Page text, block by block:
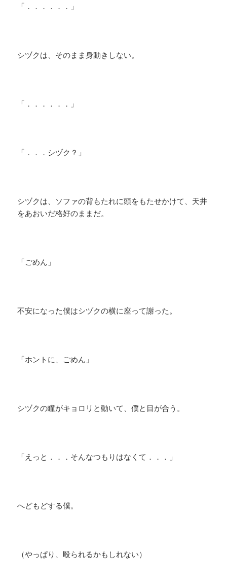
「．．．．．．」
​シヅクは、そのまま身動きしない。
「．．．．．．」
「．．．シヅク？」
​シヅクは、ソファの背もたれに頭をもたせかけて、天井
をあおいだ格好のままだ。
「ごめん」
不安になった僕はシヅクの横に座って謝った。
​「ホントに、ごめん」
シヅクの瞳がキョロリと動いて、僕と目が合う。
「えっと．．．そんなつもりはなくて．．．」
​へどもどする僕。
（やっぱり、殴られるかもしれない）